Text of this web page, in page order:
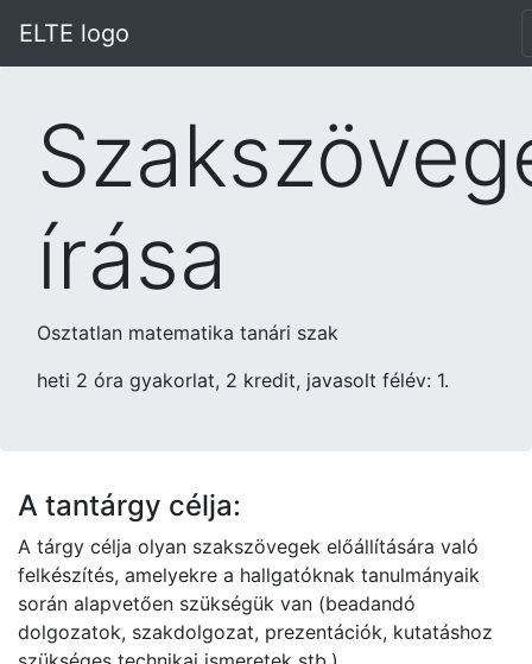
ELTE logo
írása
Osztatlan matematika tanári szak
heti 2 óra gyakorlat, 2 kredit, javasolt félév: 1.
A tantárgy célja:
A tárgy célja olyan szakszövegek előállítására való
felkészítés, amelyekre a hallgatóknak tanulmányaik
során alapvetően szükségük van (beadandó
dolgozatok, szakdolgozat, prezentációk, kutatáshoz